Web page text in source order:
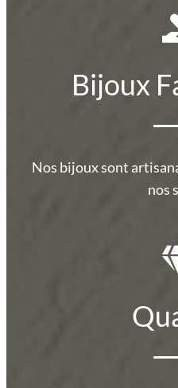
Bijoux
Nos bijoux sont
nos